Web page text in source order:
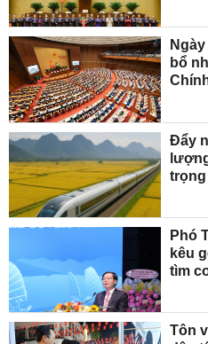
bổ
Đẩy
Phó
kêu
tìm
Tôn